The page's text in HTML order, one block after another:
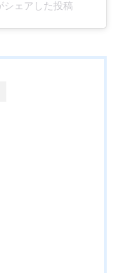
シェアした投稿